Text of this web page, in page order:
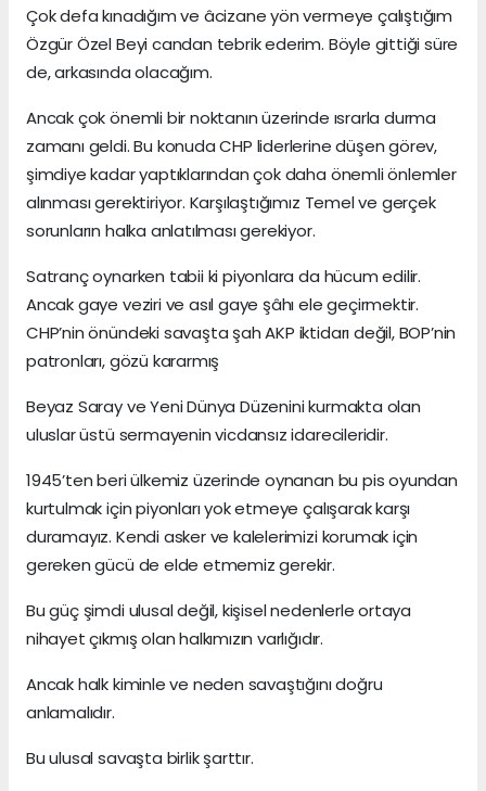
Çok defa kınadığım ve âcizane yön vermeye çalıştığım
Özgür Özel Beyi candan tebrik ederim. Böyle gittiği süre
de, arkasında olacağım.
Ancak çok önemli bir noktanın üzerinde ısrarla durma
zamanı geldi. Bu konuda CHP liderlerine düşen görev,
şimdiye kadar yaptıklarından çok daha önemli önlemler
alınması gerektiriyor. Karşılaştığımız Temel ve gerçek
sorunların halka anlatılması gerekiyor.
Satranç oynarken tabii ki piyonlara da hücum edilir.
Ancak gaye veziri ve asıl gaye şâhı ele geçirmektir.
CHP’nin önündeki savaşta şah AKP iktidarı değil, BOP’nin
patronları, gözü kararmış
Beyaz Saray ve Yeni Dünya Düzenini kurmakta olan
uluslar üstü sermayenin vicdansız idarecileridir.
1945’ten beri ülkemiz üzerinde oynanan bu pis oyundan
kurtulmak için piyonları yok etmeye çalışarak karşı
duramayız. Kendi asker ve kalelerimizi korumak için
gereken gücü de elde etmemiz gerekir.
Bu güç şimdi ulusal değil, kişisel nedenlerle ortaya
nihayet çıkmış olan halkımızın varlığıdır.
Ancak halk kiminle ve neden savaştığını doğru
anlamalıdır.
Bu ulusal savaşta birlik şarttır.